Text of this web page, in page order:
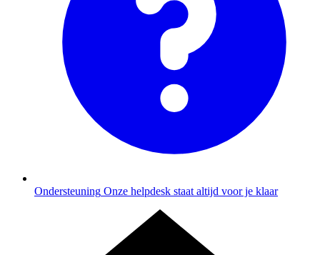
Ondersteuning Onze helpdesk staat altijd voor je klaar